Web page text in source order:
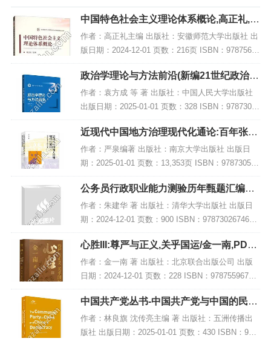
中国特色社会主义理论体系概论,高正礼,P
DF电子书网盘下载
作者：高正礼主编 出版社：安徽师范大学出版社 出
版日期：2024-12-01 页数：216页 ISBN：97875676
17032 电子书大小：224MB [高清扫描版PDF格式]
内容简介...
政治学理论与方法前沿(新编21世纪政治学
系列教材),PDF下载
作者：袁方成 等 著 出版社：中国人民大学出版社
出版日期：2025-01-01 页数：328 ISBN：97873003
28423 电子书大小：231MB [高清扫描版PDF格式]
内容简...
近现代中国地方治理现代化通论:百年张謇
与路径探索,PDF下载
作者：严泉编著 出版社：南京大学出版社 出版日
期：2025-01-01 页数：13,353页 ISBN：978730528
1747 电子书大小：238MB [高清扫描版PDF格式] 内
容简介...
公务员行政职业能力测验历年甄题汇编及
参考答案解析,PDF下载
作者：朱建华 著 出版社：清华大学出版社 出版日
期：2024-12-01 页数：900 ISBN：9787302674665
电子书大小：225MB [高清扫描版PDF格式] 内容简
介 《公...
心胜III:尊严与正义,关乎国运/金一南,PDF
电子书下载
作者：金一南 著 出版社：北京联合出版公司 出版
日期：2024-12-01 页数：228 ISBN：97875596793
83 电子书大小：235MB [高清扫描版PDF格式] 内容
简介 《...
中国共产党丛书-中国共产党与中国的民主
建设(英),PDF下载
作者：林良旗 沈传亮主编 著 出版社：五洲传播出
版社 出版日期：2025-01-01 页数：430 ISBN：978